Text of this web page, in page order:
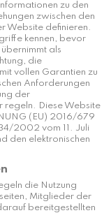
zu den
zwischen den
Website definieren.
kennen, bevor
als
die
vollen Garantien zu
Anforderungen
der
regeln. Diese Website
(EU) 2016/679
2002 vom 11. Juli
den elektronischen
die Nutzung
Mitglieder der
bereitgestellten